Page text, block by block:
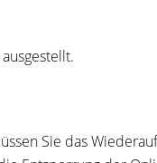
Sie das